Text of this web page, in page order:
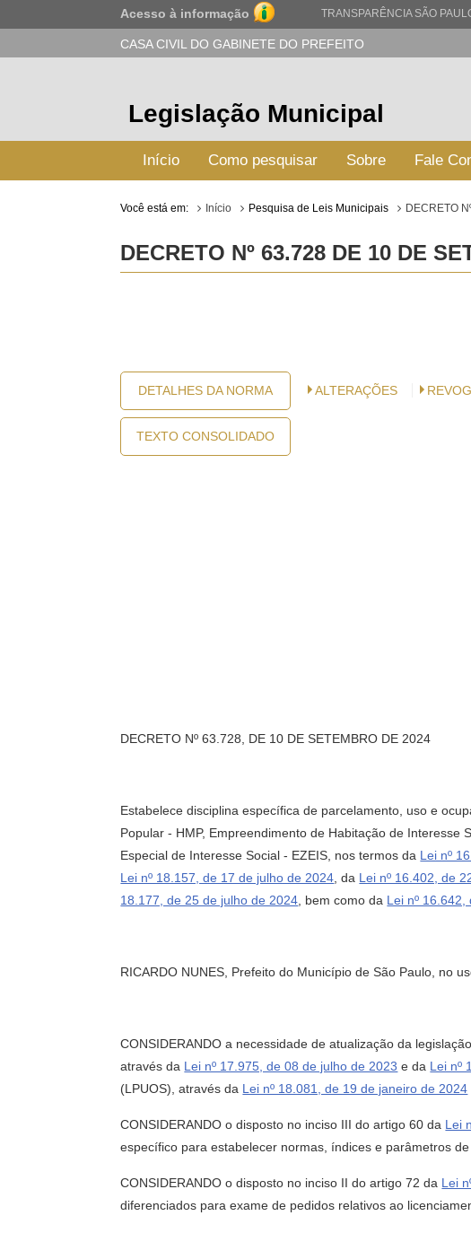
Acesso à informação TRANSPARÊNCIA SÃO
CASA CIVIL DO GABINETE DO PREFEITO
Legislação Municipal
Início Como pesquisar Sobre Fale
Você está em: Início Pesquisa de Leis Municipais DECRETO
DECRETO Nº 63.728 DE 10 DE
DETALHES DA NORMA
TEXTO CONSOLIDADO
ALTERAÇÕES
DECRETO Nº 63.728, DE 10 DE SETEMBRO DE 2024
Estabelece disciplina específica de parcelamento, uso e
Popular - HMP, Empreendimento de Habitação de
Especial de Interesse Social - EZEIS, nos termos da Lei nº
Lei nº 18.157, de 17 de julho de 2024 , da Lei nº 16.402, de
18.177, de 25 de julho de 2024 , bem como da Lei nº
RICARDO NUNES, Prefeito do Município de São Paulo, no
CONSIDERANDO a necessidade de atualização da
através da Lei nº 17.975, de 08 de julho de 2023 e da Lei nº
(LPUOS), através da Lei nº 18.081, de 19 de janeiro de 2024
CONSIDERANDO o disposto no inciso III do artigo 60 da Lei
específico para estabelecer normas, índices e parâmetros
CONSIDERANDO o disposto no inciso II do artigo 72 da Lei
diferenciados para exame de pedidos relativos ao